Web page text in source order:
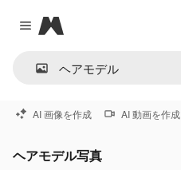
Close menu
Magnific
AI 画像を作成 AI 動画を作成
ヘアモデル写真